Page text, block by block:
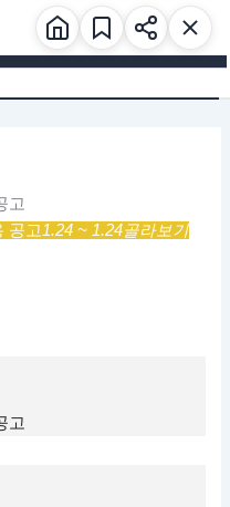
고
공고1.24 ~ 1.24골라보기
고